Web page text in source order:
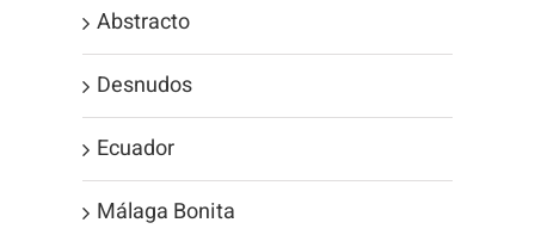
Abstracto
Desnudos
Ecuador
Málaga Bonita